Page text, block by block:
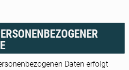
Daten erfolgt